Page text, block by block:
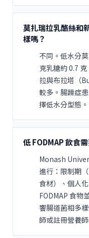
莫扎瑞拉乳酪絲和
樣嗎？
不同。低水分
克乳糖約 0.7
拉與布拉塔（
較多。腸躁症
擇低水分型態。
低 FODMAP 飲食
Monash
進行：限制期
食材）、個人
FODMAP 食物
響腸道菌相多
師或註冊營養師